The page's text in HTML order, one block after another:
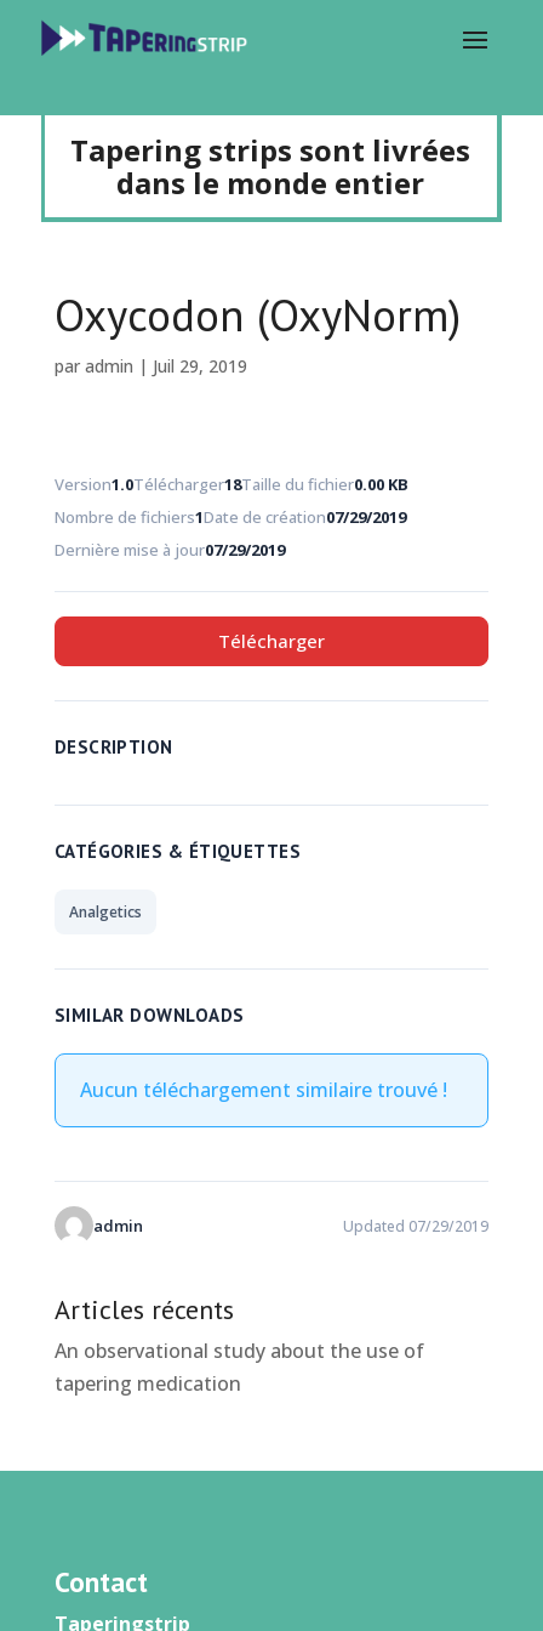
Tapering strips sont livrées
dans le monde entier
Oxycodon (OxyNorm)
par admin | Juil 29, 2019
Version1.0Télécharger18Taille du fichier0.00 KB
Nombre de fichiers1Date de création07/29/2019
Dernière mise à jour07/29/2019
Télécharger
DESCRIPTION
CATÉGORIES & ÉTIQUETTES
Analgetics
SIMILAR DOWNLOADS
Aucun téléchargement similaire trouvé !
admin Updated 07/29/2019
Articles récents
An observational study about the use of
tapering medication
Contact
Taperingstrip